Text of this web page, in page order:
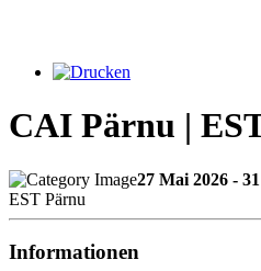
CAI Pärnu |
27 Mai 2026 -
EST Pärnu
Informationen